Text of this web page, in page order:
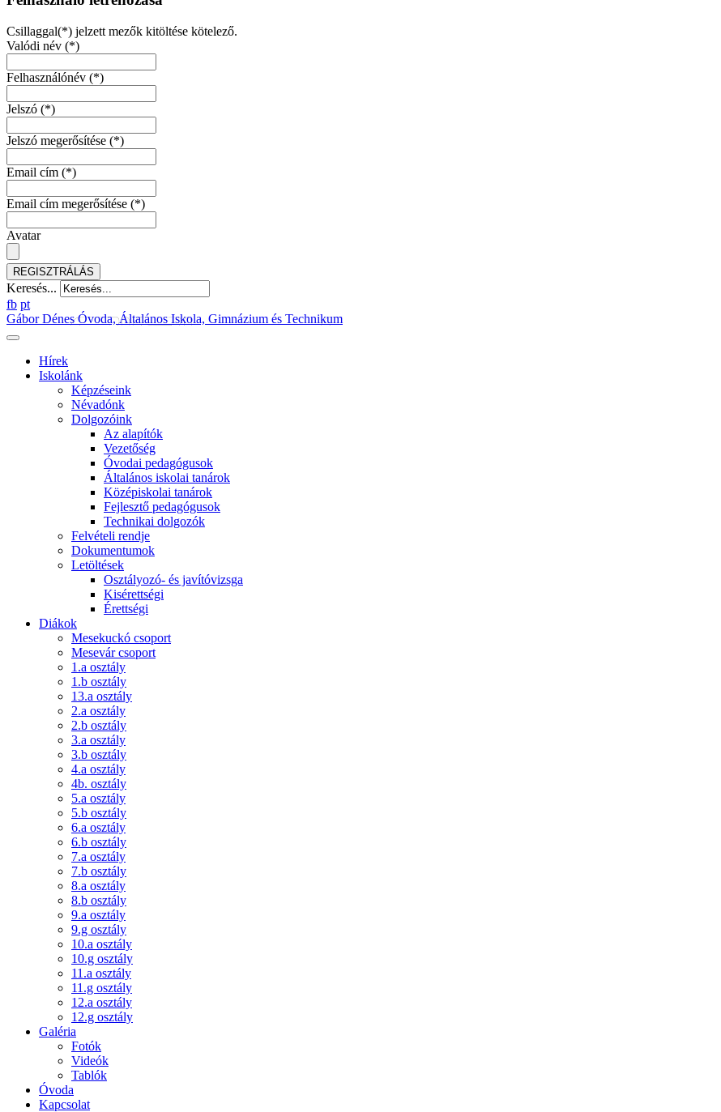
Csillaggal(*) jelzett mezők kitöltése kötelező.
Valódi név (*)
Felhasználónév (*)
Jelszó (*)
Jelszó megerősítése (*)
Email cím (*)
Email cím megerősítése (*)
Avatar
REGISZTRÁLÁS
Keresés...
fb pt
Gábor Dénes Óvoda, Általános Iskola, Gimnázium és Technikum
Hírek
Iskolánk
Képzéseink
Névadónk
Dolgozóink
Az alapítók
Vezetőség
Óvodai pedagógusok
Általános iskolai tanárok
Középiskolai tanárok
Fejlesztő pedagógusok
Technikai dolgozók
Felvételi rendje
Dokumentumok
Letöltések
Osztályozó- és javítóvizsga
Kisérettségi
Érettségi
Diákok
Mesekuckó csoport
Mesevár csoport
1.a osztály
1.b osztály
13.a osztály
2.a osztály
2.b osztály
3.a osztály
3.b osztály
4.a osztály
4b. osztály
5.a osztály
5.b osztály
6.a osztály
6.b osztály
7.a osztály
7.b osztály
8.a osztály
8.b osztály
9.a osztály
9.g osztály
10.a osztály
10.g osztály
11.a osztály
11.g osztály
12.a osztály
12.g osztály
Galéria
Fotók
Videók
Tablók
Óvoda
Kapcsolat